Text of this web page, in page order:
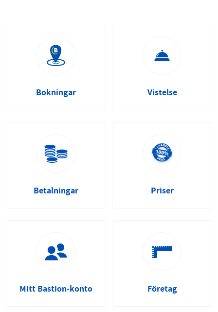
Bokningar Vistelse
Betalningar Priser
Mitt Bastion-konto Företag